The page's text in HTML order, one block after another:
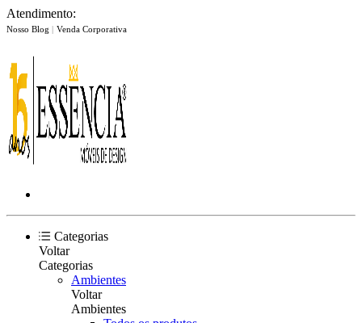
Atendimento:
Nosso Blog | Venda Corporativa
Categorias
Voltar
Categorias
Ambientes
Voltar
Ambientes